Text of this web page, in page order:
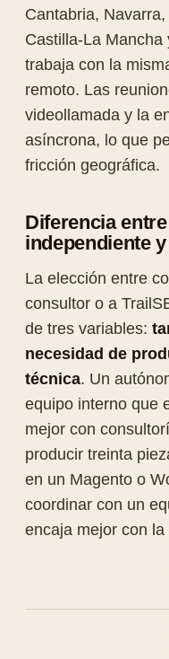
Cantabria,
Castilla-La
trabaja con la
remoto. Las
videollamada y la
asíncrona, lo que
fricción geográfica.
Diferencia
independiente
La elección entre
consultor o a
de tres variables:
necesidad de
técnica. Un
equipo interno que
mejor con
producir treinta
en un Magento o
coordinar con un
encaja mejor con la